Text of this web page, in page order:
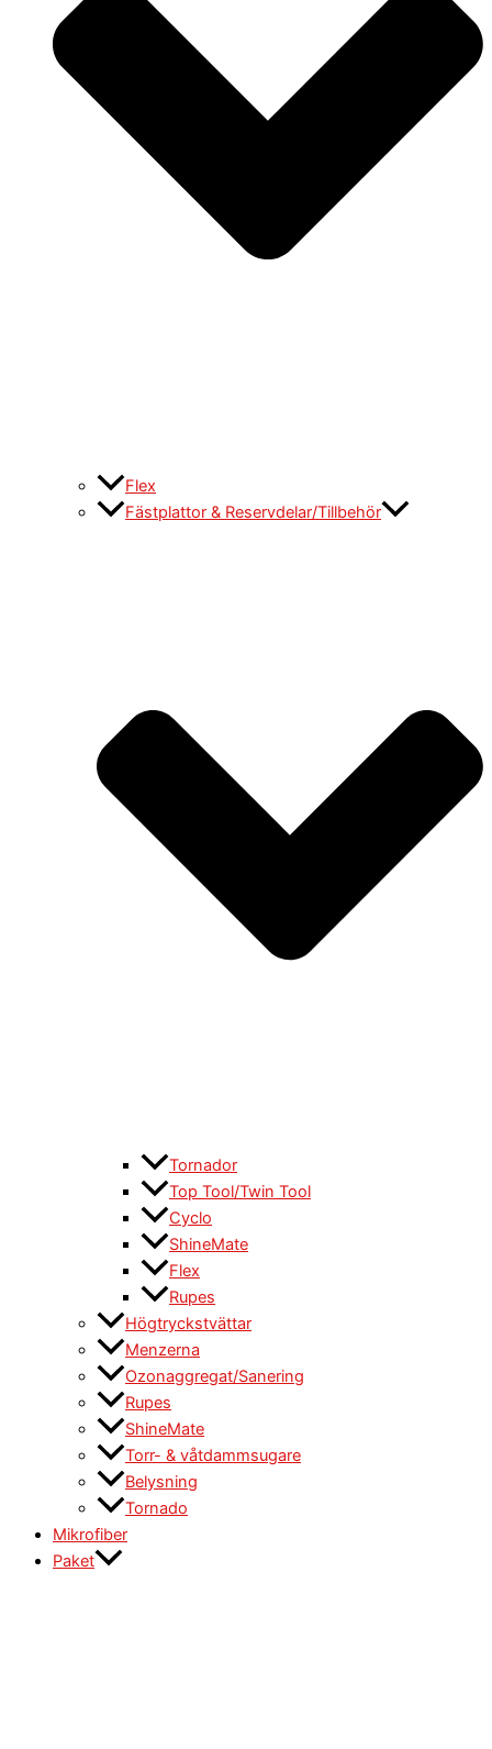
Flex
Fästplattor & Reservdelar/Tillbehör
Tornador
Top Tool/Twin Tool
Cyclo
ShineMate
Flex
Rupes
Högtryckstvättar
Menzerna
Ozonaggregat/Sanering
Rupes
ShineMate
Torr- & våtdammsugare
Belysning
Tornado
Mikrofiber
Paket